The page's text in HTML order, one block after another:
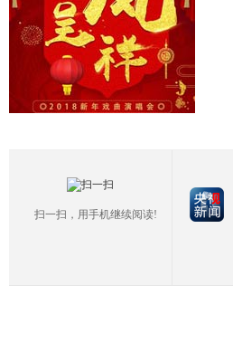
扫一扫，用手机继续阅读!